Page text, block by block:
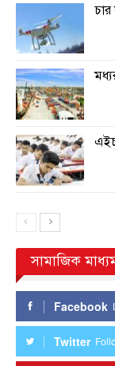
সামাজিক
Facebook
Twitter